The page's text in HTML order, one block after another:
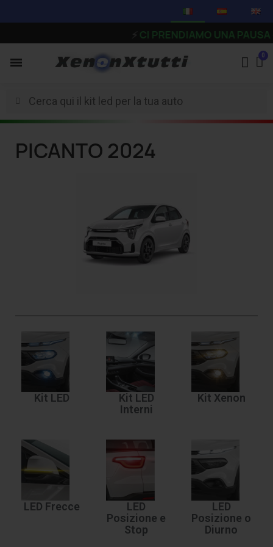
CI PRENDIAMO UNA
PICANTO 2024
Kit LED
Kit LED
Interni
Kit Xenon
LED Frecce
LED
Posizione e
Stop
LED
Posizione o
Diurno